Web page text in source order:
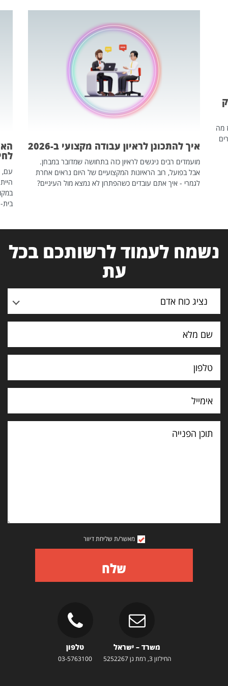
מה
איך להתכונן לראיון עבודה מקצועי ב-2026
מועמדים רבים ניגשים לראיון כזה בתחושה שמדובר במבחן.
אבל בפועל, רוב הראיונות המקצועיים של היום נראים אחרת
לגמרי - איך אתם עובדים כשהפתרון לא נמצא מול העיניים?
עם,
נשמח לעמוד לרשותכם בכל
עת
נציג כוח אדם
תוכן
הפנייה
מאשר/ת שליחת דיוור
שלח
משרד – ישראל
החילזון 3, רמת גן 5252267
טלפון
03-5763100